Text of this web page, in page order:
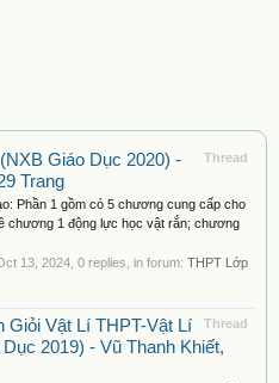
Thread
Giáo Dục 2020) -
Trang
Phần 1 gồm có 5 chương cung cấp cho
chương 1 động lực học vật rắn; chương
13, 2024 , 0 replies, in forum: THPT Lớp
Thread
Giỏi Vật Lí THPT-Vật Lí
2019) - Vũ Thanh Khiết,